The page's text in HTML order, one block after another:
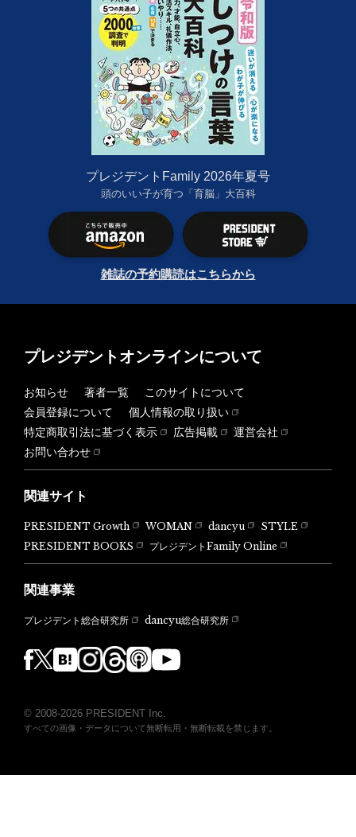
プレジデントFamily 2026年夏号
頭のいい子が育つ「育脳」大百科
雑誌の予約購読はこちらから
プレジデントオンラインについて
お知らせ 著者一覧
このサイトについて
会員登録について
個人情報の取り扱い
特定商取引法に基づく表示
広告掲載
運営会社
お問い合わせ
関連サイト
PRESIDENT Growth WOMAN dancyu
STYLE
PRESIDENT BOOKS
プレジデントFamily Online
関連事業
プレジデント総合研究所 dancyu総合研究所
© 2008-2026 PRESIDENT Inc.
すべての画像・データについて無断転用・無断転載を禁じます。